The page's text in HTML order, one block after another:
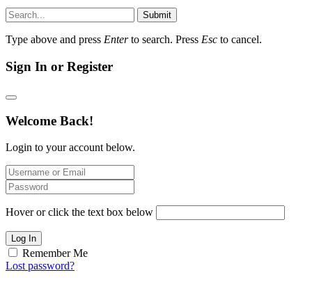
Submit
Type above and press Enterto search. Press Esc to cancel.
Sign In or Register
Welcome Back!
Login to your account below.
Hover or click the text box below
Log In
Remember Me
Lost password?